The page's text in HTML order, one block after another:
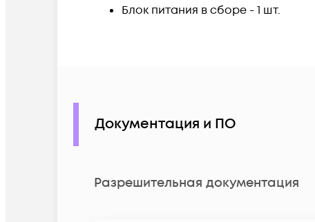
Блок питания в сборе - 1 шт.
Документация и ПО
Разрешительная документация